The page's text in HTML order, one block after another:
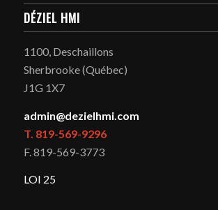
DÉZIEL HMI
1100, Deschaillons
Sherbrooke (Québec)
J1G 1X7
admin@dezielhmi.com
T. 819-569-9296
F. 819-569-3773
LOI 25